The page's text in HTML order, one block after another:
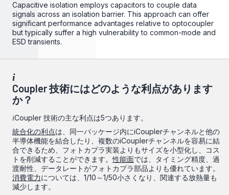
Capacitive isolation employs capacitors to couple data
signals across an isolation barrier. This approach can offer
significant performance advantages relative to optocoupler
but typically suffer a high vulnerability to common-mode and
ESD transients.
i
Coupler 技術にはどのような利点があります
か？
iCoupler 技術の主な利点は5つあります。
統合化の利点は、同一パッケージ内にiCouplerチャンネルと他の
半導体機能を結合したり、複数のiCouplerチャンネルを容易に結
合できるため、フォトカプラ実装よりもサイズを小型化し、コス
トを削減することができます。性能面では、タイミング精度、過
渡耐性、データレートがフォトカプラ部品よりも優れています。
消費電力については、1/10～1/50小さくなり、関連する放熱量も
減少します。